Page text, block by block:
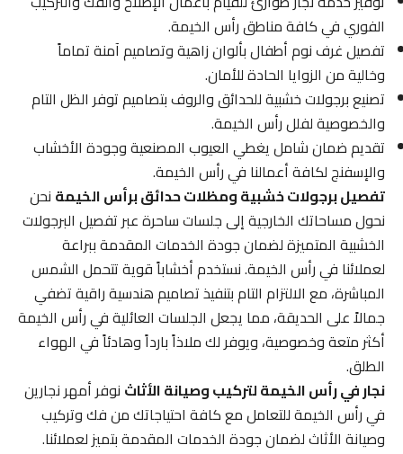
الفوري في كافة مناطق رأس الخيمة.
تفصيل غرف نوم أطفال بألوان زاهية وتصاميم آمنة تماماً
وخالية من الزوايا الحادة للأمان.
تصنيع برجولات خشبية للحدائق والروف بتصاميم توفر الظل التام
والخصوصية لفلل رأس الخيمة.
تقديم ضمان شامل يغطي العيوب المصنعية وجودة الأخشاب
والإسفنج لكافة أعمالنا في رأس الخيمة.
تفصيل برجولات خشبية ومظلات حدائق برأس الخيمةنحن
نحول مساحاتك الخارجية إلى جلسات ساحرة عبر تفصيل البرجولات
الخشبية المتميزة لضمان جودة الخدمات المقدمة ببراعة
لعملائنا في رأس الخيمة. نستخدم أخشاباً قوية تتحمل الشمس
المباشرة، مع الالتزام التام بتنفيذ تصاميم هندسية راقية تضفي
جمالاً على الحديقة، مما يجعل الجلسات العائلية في رأس الخيمة
أكثر متعة وخصوصية، ويوفر لك ملاذاً بارداً وهادئاً في الهواء
الطلق.
نجار في رأس الخيمة لتركيب وصيانة الأثاثنوفر أمهر نجارين
في رأس الخيمة للتعامل مع كافة احتياجاتك من فك وتركيب
وصيانة الأثاث لضمان جودة الخدمات المقدمة بتميز لعملائنا.